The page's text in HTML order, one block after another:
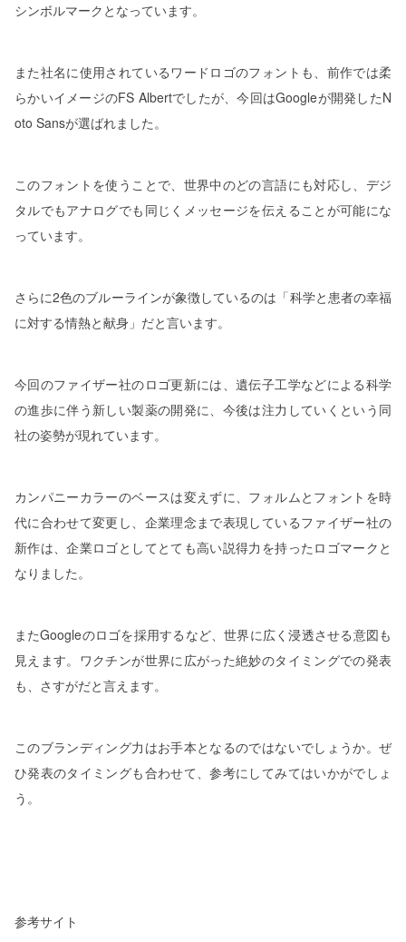
シンボルマークとなっています。
また社名に使用されているワードロゴのフォントも、前作では柔
らかいイメージのFS Albertでしたが、今回はGoogleが開発したN
oto Sansが選ばれました。
このフォントを使うことで、世界中のどの言語にも対応し、デジ
タルでもアナログでも同じくメッセージを伝えることが可能にな
っています。
さらに2色のブルーラインが象徴しているのは「科学と患者の幸福
に対する情熱と献身」だと言います。
今回のファイザー社のロゴ更新には、遺伝子工学などによる科学
の進歩に伴う新しい製薬の開発に、今後は注力していくという同
社の姿勢が現れています。
カンパニーカラーのベースは変えずに、フォルムとフォントを時
代に合わせて変更し、企業理念まで表現しているファイザー社の
新作は、企業ロゴとしてとても高い説得力を持ったロゴマークと
なりました。
またGoogleのロゴを採用するなど、世界に広く浸透させる意図も
見えます。ワクチンが世界に広がった絶妙のタイミングでの発表
も、さすがだと言えます。
このブランディング力はお手本となるのではないでしょうか。ぜ
ひ発表のタイミングも合わせて、参考にしてみてはいかがでしょ
う。
参考サイト